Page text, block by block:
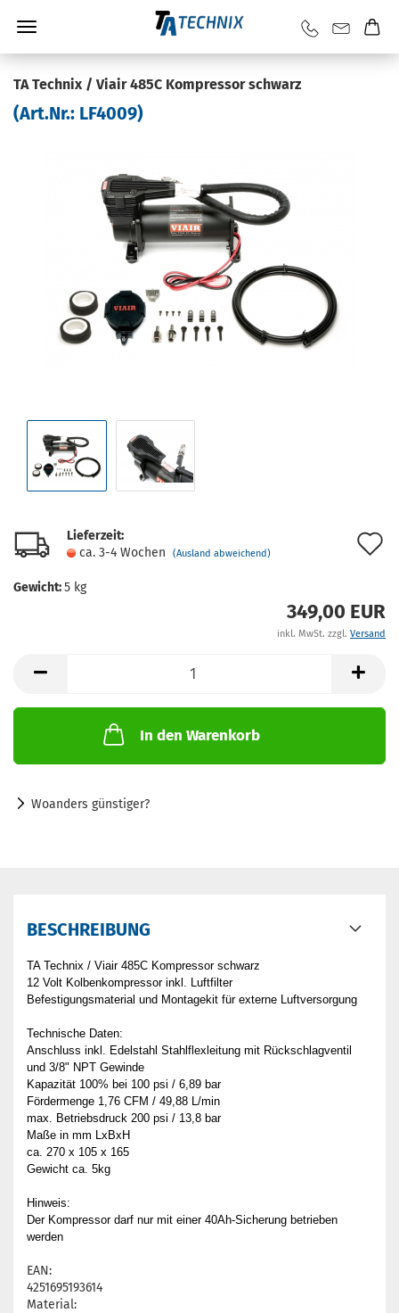
TA Tech­nix / Viair 485C Kom­pres­sor schwarz
(Art.Nr.: LF4009)
Lieferzeit:
ca. 3-4 Wochen
(Ausland abweichend)
Gewicht:5 kg
349,00 EUR
inkl. MwSt. zzgl. Versand
In den Warenkorb
Woanders günstiger?
BESCHREIBUNG
TA Technix / Viair 485C Kompressor schwarz
12 Volt Kolbenkompressor inkl. Luftfilter
Befestigungsmaterial und Montagekit für externe Luftversorgung
Technische Daten:
Anschluss inkl. Edelstahl Stahlflexleitung mit Rückschlagventil
und 3/8" NPT Gewinde
Kapazität 100% bei 100 psi / 6,89 bar
Fördermenge 1,76 CFM / 49,88 L/min
max. Betriebsdruck 200 psi / 13,8 bar
Maße in mm LxBxH
ca. 270 x 105 x 165
Gewicht ca. 5kg
Hinweis:
Der Kompressor darf nur mit einer 40Ah-Sicherung betrieben
werden
EAN:
4251695193614
Material: